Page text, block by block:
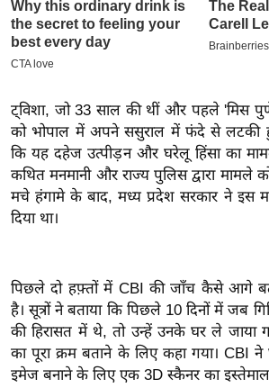
0
2
6
इ
म
ई
-
पे
प
मि
सा
ल
बे
ट्विशा, जो 33 साल की थीं और पहले 'मिस
को भोपाल में अपने ससुराल में फंदे से लटकी
कि यह दहेज उत्पीड़न और घरेलू हिंसा का
कथित मनमानी और राज्य पुलिस द्वारा मामले
मचे हंगामे के बाद, मध्य प्रदेश सरकार ने इस
दिया था।
पिछले दो हफ़्तों में CBI की जाँच कैसे आगे
है। सूत्रों ने बताया कि पिछले 10 दिनों में जब
की हिरासत में थे, तो उन्हें उनके घर ले
का पूरा क्रम बताने के लिए कहा गया। CBI
इमेज बनाने के लिए एक 3D स्कैनर का इस्तेमाल